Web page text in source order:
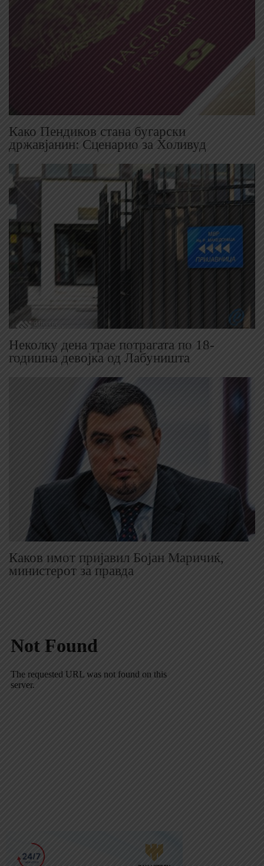
Како Пендиков стана бугарски
државјанин: Сценарио за Холивуд
Неколку дена трае потрагата по 18-
годишна девојка од Лабуништа
Каков имот пријавил Бојан Маричиќ,
министерот за правда